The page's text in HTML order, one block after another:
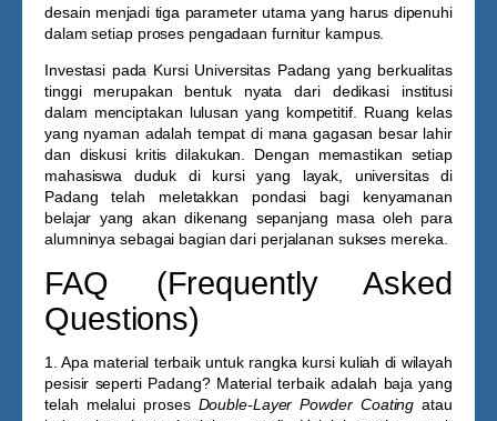
desain menjadi tiga parameter utama yang harus dipenuhi
dalam setiap proses pengadaan furnitur kampus.
Investasi pada Kursi Universitas Padang yang berkualitas
tinggi merupakan bentuk nyata dari dedikasi institusi
dalam menciptakan lulusan yang kompetitif. Ruang kelas
yang nyaman adalah tempat di mana gagasan besar lahir
dan diskusi kritis dilakukan. Dengan memastikan setiap
mahasiswa duduk di kursi yang layak, universitas di
Padang telah meletakkan pondasi bagi kenyamanan
belajar yang akan dikenang sepanjang masa oleh para
alumninya sebagai bagian dari perjalanan sukses mereka.
FAQ (Frequently Asked
Questions)
1. Apa material terbaik untuk rangka kursi kuliah di wilayah
pesisir seperti Padang?Material terbaik adalah baja yang
telah melalui proses Double-Layer Powder Coating atau